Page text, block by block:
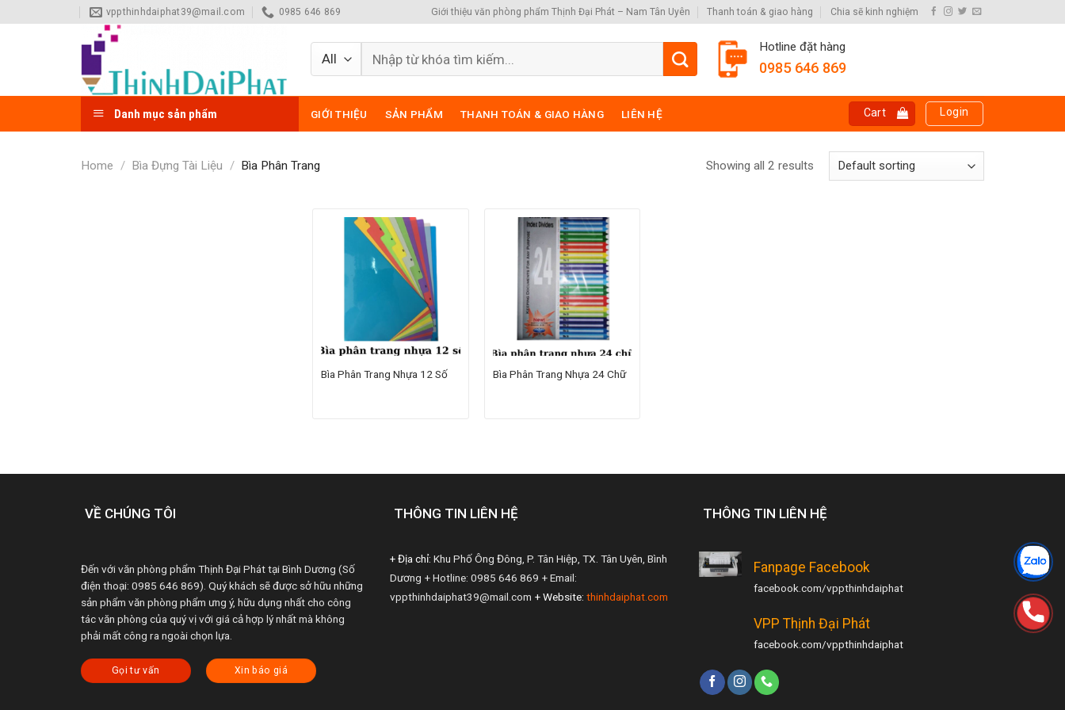
to
vppthinhdaiphat39@mail.com 0985 646 869 Giới thiệu văn phòng phẩm Thịnh Đại Phát – Nam Tân Uyên Thanh toán & giao hàng Chia sẽ kinh nghiệm
Search
Hotline đặt hàng
0985 646 869
Danh mục sản phẩm GIỚI THIỆU SẢN PHẨM THANH TOÁN & GIAO HÀNG LIÊN HỆ Cart Login
Home / Bìa Đựng Tài Liệu / Bìa Phân Trang Showing all 2 results
Bìa Phân Trang Nhựa 12 Số Bìa Phân Trang Nhựa 24 Chữ
VỀ CHÚNG TÔI
Đến với văn phòng phẩm Thịnh Đại Phát tại Bình Dương (Số
điện thoại: 0985 646 869). Quý khách sẽ được sở hữu những
sản phẩm văn phòng phẩm ưng ý, hữu dụng nhất cho công
tác văn phòng của quý vị với giá cả hợp lý nhất mà không
phải mất công ra ngoài chọn lựa.
Gọi tư vấn Xin báo giá
THÔNG TIN LIÊN HỆ
+ Địa chỉ: Khu Phố Ông Đông, P. Tân Hiệp, TX. Tân Uyên, Bình
Dương + Hotline: 0985 646 869 + Email:
vppthinhdaiphat39@mail.com + Website: thinhdaiphat.com
THÔNG TIN LIÊN HỆ
Fanpage Facebook
facebook.com/vppthinhdaiphat
VPP Thịnh Đại Phát
facebook.com/vppthinhdaiphat